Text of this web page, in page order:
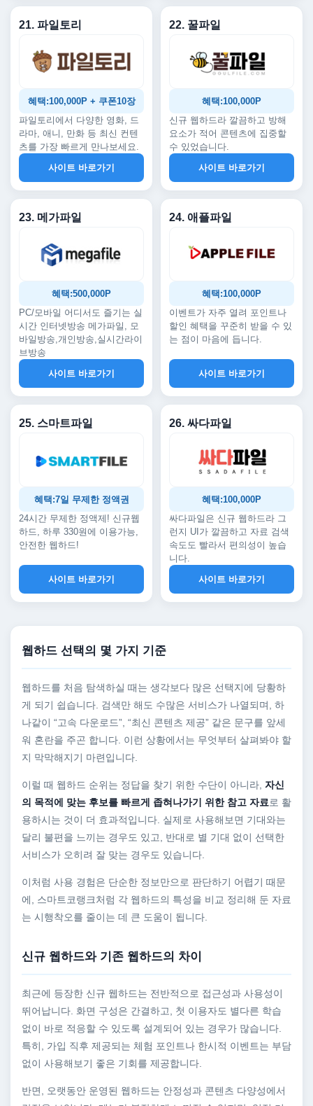
21. 파일토리
혜택:100,000P + 쿠폰10장
파일토리에서 다양한 영화, 드
라마, 애니, 만화 등 최신 컨텐
츠를 가장 빠르게 만나보세요.
사이트 바로가기
22. 꿀파일
혜택:100,000P
신규 웹하드라 깔끔하고 방해
요소가 적어 콘텐츠에 집중할
수 있었습니다.
사이트 바로가기
23. 메가파일
혜택:500,000P
PC/모바일 어디서도 즐기는 실
시간 인터넷방송 메가파일, 모
바일방송,개인방송,실시간라이
브방송
사이트 바로가기
24. 애플파일
혜택:100,000P
이벤트가 자주 열려 포인트나
할인 혜택을 꾸준히 받을 수 있
는 점이 마음에 듭니다.
사이트 바로가기
25. 스마트파일
혜택:7일 무제한 정액권
24시간 무제한 정액제! 신규웹
하드, 하루 330원에 이용가능,
안전한 웹하드!
사이트 바로가기
26. 싸다파일
혜택:100,000P
싸다파일은 신규 웹하드라 그
런지 UI가 깔끔하고 자료 검색
속도도 빨라서 편의성이 높습
니다.
사이트 바로가기
웹하드 선택의 몇 가지 기준
웹하드를 처음 탐색하실 때는 생각보다 많은 선택지에 당황하
게 되기 쉽습니다. 검색만 해도 수많은 서비스가 나열되며, 하
나같이 “고속 다운로드”, “최신 콘텐츠 제공” 같은 문구를 앞세
워 혼란을 주곤 합니다. 이런 상황에서는 무엇부터 살펴봐야 할
지 막막해지기 마련입니다.
이럴 때 웹하드 순위는 정답을 찾기 위한 수단이 아니라, 자신
의 목적에 맞는 후보를 빠르게 좁혀나가기 위한 참고 자료로 활
용하시는 것이 더 효과적입니다. 실제로 사용해보면 기대와는
달리 불편을 느끼는 경우도 있고, 반대로 별 기대 없이 선택한
서비스가 오히려 잘 맞는 경우도 있습니다.
이처럼 사용 경험은 단순한 정보만으로 판단하기 어렵기 때문
에, 스마트코랭크처럼 각 웹하드의 특성을 비교 정리해 둔 자료
는 시행착오를 줄이는 데 큰 도움이 됩니다.
신규 웹하드와 기존 웹하드의 차이
최근에 등장한 신규 웹하드는 전반적으로 접근성과 사용성이
뛰어납니다. 화면 구성은 간결하고, 첫 이용자도 별다른 학습
없이 바로 적응할 수 있도록 설계되어 있는 경우가 많습니다.
특히, 가입 직후 제공되는 체험 포인트나 한시적 이벤트는 부담
없이 사용해보기 좋은 기회를 제공합니다.
반면, 오랫동안 운영된 웹하드는 안정성과 콘텐츠 다양성에서